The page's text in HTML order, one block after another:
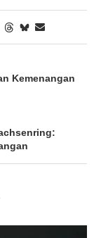
Kemenangan